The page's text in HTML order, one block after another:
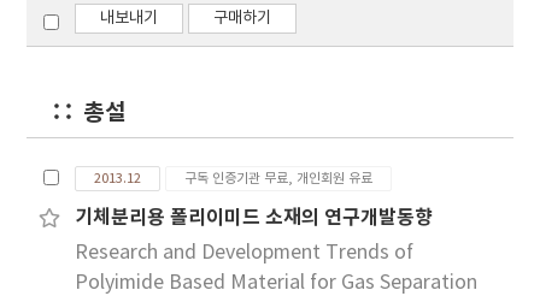
내보내기 구매하기
총설
2013.12 구독 인증기관 무료, 개인회원 유료
기체분리용 폴리이미드 소재의 연구개발동향
Research and Development Trends of
Polyimide Based Material for Gas Separation